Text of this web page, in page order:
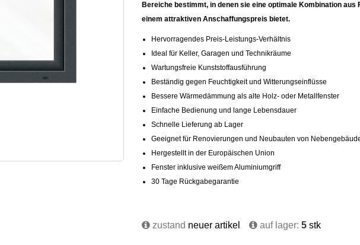
Bereiche bestimmt, in denen sie eine optimale Kombination aus
einem attraktiven Anschaffungspreis bietet.
Hervorragendes Preis-Leistungs-Verhältnis
Ideal für Keller, Garagen und Technikräume
Wartungsfreie Kunststoffausführung
Beständig gegen Feuchtigkeit und Witterungseinflüsse
Bessere Wärmedämmung als alte Holz- oder Metallfenster
Einfache Bedienung und lange Lebensdauer
Schnelle Lieferung ab Lager
Geeignet für Renovierungen und Neubauten von
Hergestellt in der Europäischen Union
Fenster inklusive weißem Aluminiumgriff
30 Tage Rückgabegarantie
zustand neuer artikel auf lager: 5 stk